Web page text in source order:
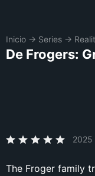
Inicio → Series →
De Frogers:
2025
The Froger family